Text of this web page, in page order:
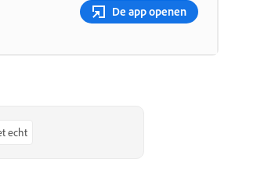
De app openen
echt